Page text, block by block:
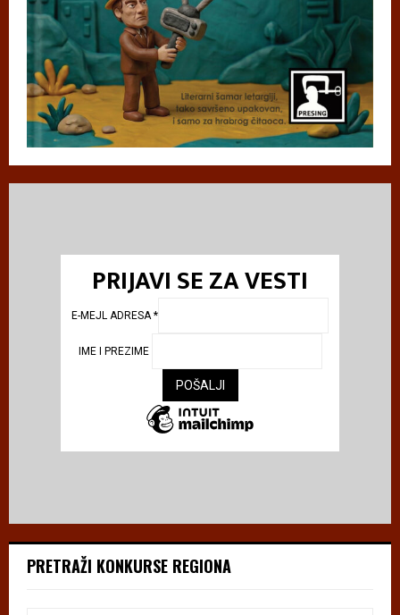
PRIJAVI SE ZA VESTI
E-MEJL ADRESA*
IME I PREZIME
PRETRAŽI KONKURSE REGIONA